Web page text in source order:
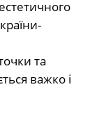
та
важко і